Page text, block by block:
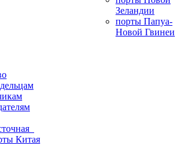
Зеландии
порты Папуа-
Новой Гвинеи
Китая